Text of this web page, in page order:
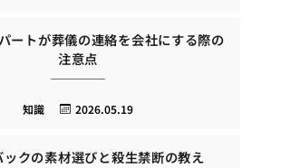
ートが葬儀の連絡を会社にする際の
注意点
2026.05.19
知識
ックの素材選びと殺生禁断の教え